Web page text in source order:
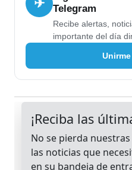
✈
Telegram
Recibe alertas,
importante del día